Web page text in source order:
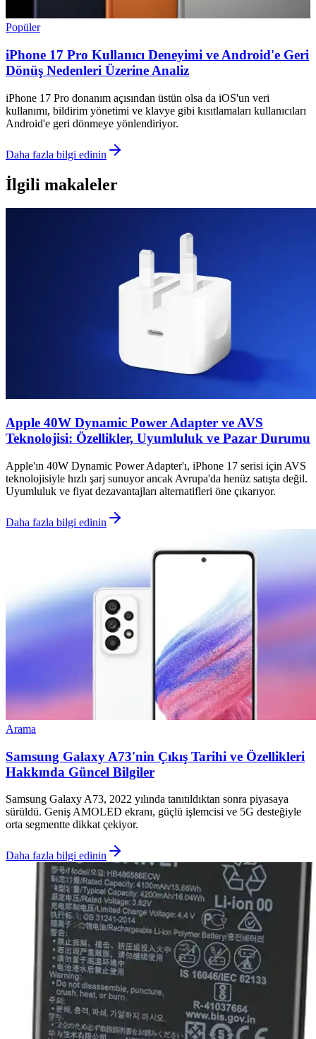
Popüler
iPhone 17 Pro Kullanıcı Deneyimi ve Android'e Geri
Dönüş Nedenleri Üzerine Analiz
iPhone 17 Pro donanım açısından üstün olsa da iOS'un veri
kullanımı, bildirim yönetimi ve klavye gibi kısıtlamaları kullanıcıları
Android'e geri dönmeye yönlendiriyor.
Daha fazla bilgi edinin
İlgili makaleler
Apple 40W Dynamic Power Adapter ve AVS
Teknolojisi: Özellikler, Uyumluluk ve Pazar Durumu
Apple'ın 40W Dynamic Power Adapter'ı, iPhone 17 serisi için AVS
teknolojisiyle hızlı şarj sunuyor ancak Avrupa'da henüz satışta değil.
Uyumluluk ve fiyat dezavantajları alternatifleri öne çıkarıyor.
Daha fazla bilgi edinin
Arama
Samsung Galaxy A73'nin Çıkış Tarihi ve Özellikleri
Hakkında Güncel Bilgiler
Samsung Galaxy A73, 2022 yılında tanıtıldıktan sonra piyasaya
sürüldü. Geniş AMOLED ekranı, güçlü işlemcisi ve 5G desteğiyle
orta segmentte dikkat çekiyor.
Daha fazla bilgi edinin